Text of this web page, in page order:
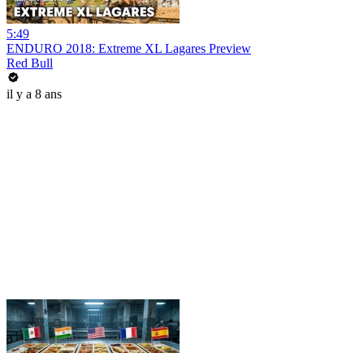
5:49
ENDURO 2018: Extreme XL Lagares Preview
Red Bull
il y a 8 ans